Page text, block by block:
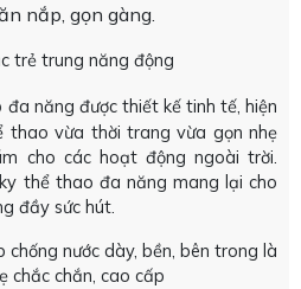
nắp, gọn gàng.
trẻ trung năng động
năng được thiết kế tinh tế, hiện
thao vừa thời trang vừa gọn nhẹ
cho các hoạt động ngoài trời.
thể thao đa năng mang lại cho
đầy sức hút.
nước dày, bền, bên trong là
chắc chắn, cao cấp